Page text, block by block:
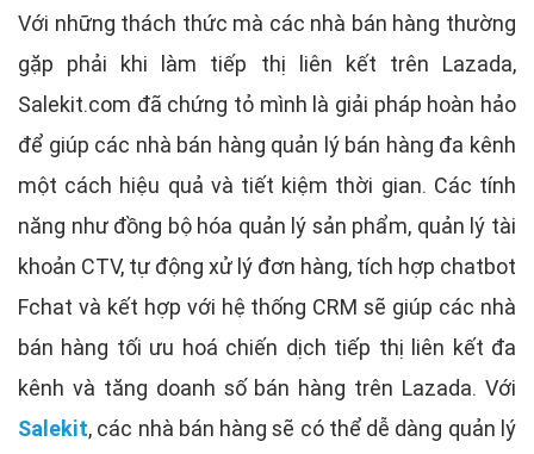
Với những thách thức mà các nhà bán hàng thường
gặp phải khi làm tiếp thị liên kết trên Lazada,
Salekit.com đã chứng tỏ mình là giải pháp hoàn hảo
để giúp các nhà bán hàng quản lý bán hàng đa kênh
một cách hiệu quả và tiết kiệm thời gian. Các tính
năng như đồng bộ hóa quản lý sản phẩm, quản lý tài
khoản CTV, tự động xử lý đơn hàng, tích hợp chatbot
Fchat và kết hợp với hệ thống CRM sẽ giúp các nhà
bán hàng tối ưu hoá chiến dịch tiếp thị liên kết đa
kênh và tăng doanh số bán hàng trên Lazada. Với
Salekit, các nhà bán hàng sẽ có thể dễ dàng quản lý